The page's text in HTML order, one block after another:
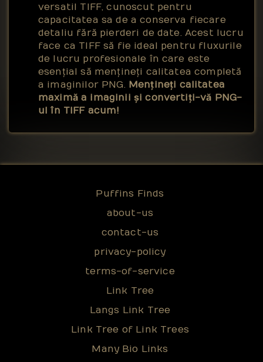
versatil TIFF, cunoscut pentru
capacitatea sa de a conserva fiecare
detaliu fără pierderi de date. Acest lucru
face ca TIFF să fie ideal pentru fluxurile
de lucru profesionale în care este
esențial să mențineți calitatea completă
a imaginilor PNG. Mențineți calitatea
maximă a imaginii și convertiți-vă PNG-
ul în TIFF acum!
Puffins Finds
about-us
contact-us
privacy-policy
terms-of-service
Link Tree
Langs Link Tree
Link Tree of Link Trees
Many Bio Links